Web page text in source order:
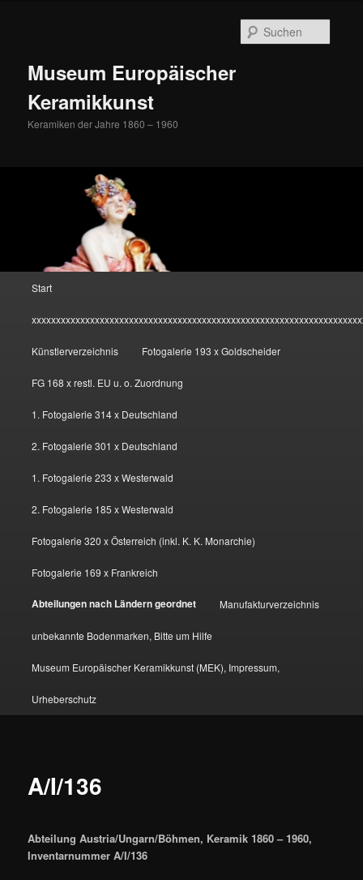
Museum Europäischer
Keramikkunst
Keramiken der Jahre 1860 – 1960
Start
Künstlerverzeichnis Fotogalerie 193 x Goldscheider
FG 168 x restl. EU u. o. Zuordnung
1. Fotogalerie 314 x Deutschland
2. Fotogalerie 301 x Deutschland
1. Fotogalerie 233 x Westerwald
2. Fotogalerie 185 x Westerwald
Fotogalerie 320 x Österreich (inkl. K. K. Monarchie)
Fotogalerie 169 x Frankreich
Abteilungen nach Ländern geordnet Manufakturverzeichnis
unbekannte Bodenmarken, Bitte um Hilfe
Museum Europäischer Keramikkunst (MEK), Impressum,
Urheberschutz
A/I/136
Abteilung Austria/Ungarn/Böhmen, Keramik 1860 – 1960,
Inventarnummer A/I/136